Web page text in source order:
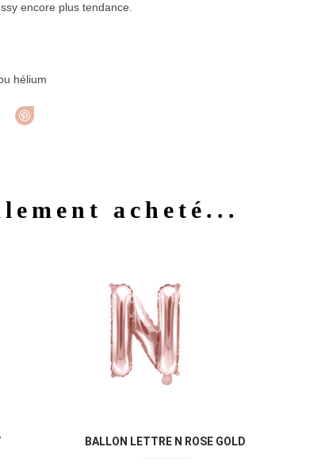
encore plus tendance.
hélium
Tweet
acheté...
BALLON LETTRE N ROSE GOLD